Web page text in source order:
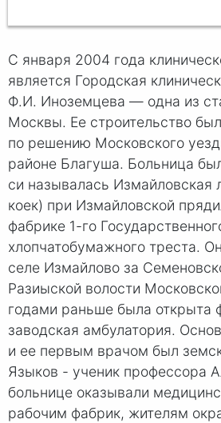
С января 2004 года
является Городская
Ф.И. Иноземцева — одна из
Москвы. Ее строительство
по решению Московского
районе Благуша. Больница
си называлась Измайловская
коек) при Измайловской
фабрике 1-го
хлопчатобумажного треста.
селе Измайлово за
Разиыской волости
годами раньше была открыта
заводская амбулатория.
и ее первым врачом был
Языков - ученик профессора
больнице оказывали
рабочим фабрик, жителям